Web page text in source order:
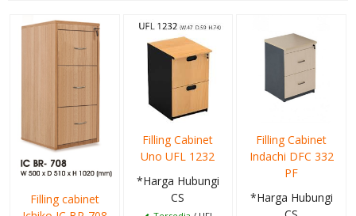
Filling cabinet
Filling Cabinet
Uno UFL 1232
*Harga Hubungi
CS
Filling Cabinet
Indachi DFC 332
PF
*Harga Hubungi